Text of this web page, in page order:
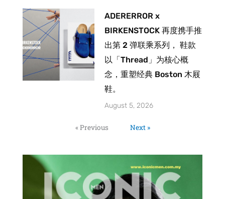
ADERERROR x
BIRKENSTOCK 再度携手推
出第 2 弹联乘系列， 鞋款
以「Thread」为核心概
念，重塑经典 Boston 木屐
鞋。
August 5, 2026
« Previous Next »